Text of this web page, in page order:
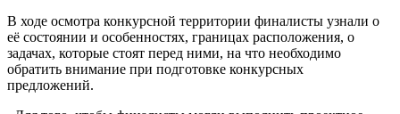
В ходе осмотра конкурсной территории финалисты узнали о
её состоянии и особенностях, границах расположения, о
задачах, которые стоят перед ними, на что необходимо
обратить внимание при подготовке конкурсных
предложений.